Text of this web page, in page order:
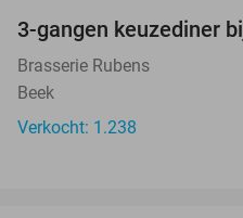
3-gangen keuzediner
Brasserie Rubens
Beek
Verkocht: 1.238